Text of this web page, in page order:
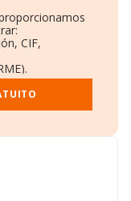
CIF,